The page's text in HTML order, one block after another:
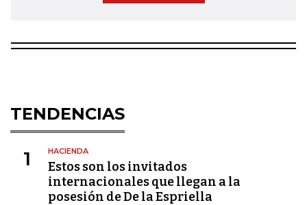
TENDENCIAS
1 HACIENDA
Estos son los invitados
internacionales que llegan a la
posesión de De la Espriella